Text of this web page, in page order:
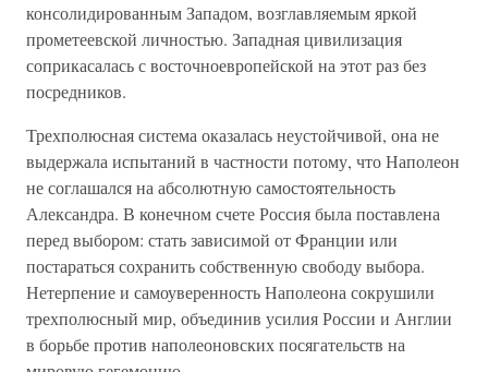
консолидированным Западом, возглавляемым яркой
прометеевской личностью. Западная цивилизация
соприкасалась с восточноевропейской на этот раз без
посредников.
Трехполюсная система оказалась неустойчивой, она не
выдержала испытаний в частности потому, что Наполеон
не соглашался на абсолютную самостоятельность
Александра. В конечном счете Россия была поставлена
перед выбором: стать зависимой от Франции или
постараться сохранить собственную свободу выбора.
Нетерпение и самоуверенность Наполеона сокрушили
трехполюсный мир, объединив усилия России и Англии
в борьбе против наполеоновских посягательств на